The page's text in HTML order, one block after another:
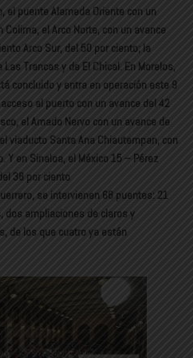
el puente Alameda Oriente con un
Colima, el Arco Norte, con un avance
Arco Sur, del 50 por ciento; la
Trancas y de El Chical. En Morelos,
concluido y entra en operación este 9
al puerto con un avance del 42
el Amado Nervo con un avance de
viaducto Santa Ana Chiautempan, con
Y en Sinaloa, el México 15 – Pérez
38 por ciento
se intervienen 68 puentes: 21
dos ampliaciones de claros y
de los que cuatro ya están